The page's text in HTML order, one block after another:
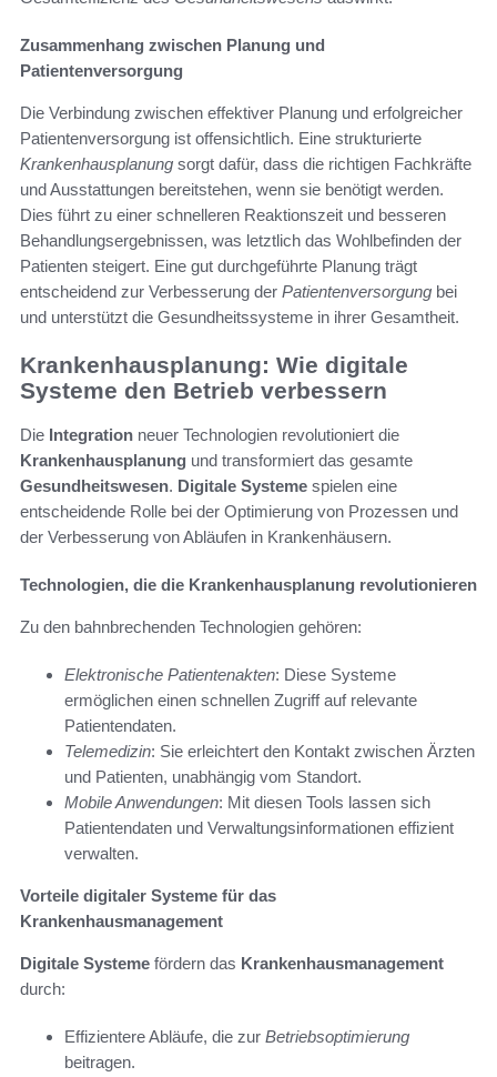
Zusammenhang zwischen Planung und
Patientenversorgung
Die Verbindung zwischen effektiver Planung und erfolgreicher
Patientenversorgung ist offensichtlich. Eine strukturierte
Krankenhausplanung sorgt dafür, dass die richtigen Fachkräfte
und Ausstattungen bereitstehen, wenn sie benötigt werden.
Dies führt zu einer schnelleren Reaktionszeit und besseren
Behandlungsergebnissen, was letztlich das Wohlbefinden der
Patienten steigert. Eine gut durchgeführte Planung trägt
entscheidend zur Verbesserung der Patientenversorgung bei
und unterstützt die Gesundheitssysteme in ihrer Gesamtheit.
Krankenhausplanung: Wie digitale
Systeme den Betrieb verbessern
Die Integration neuer Technologien revolutioniert die
Krankenhausplanung und transformiert das gesamte
Gesundheitswesen. Digitale Systeme spielen eine
entscheidende Rolle bei der Optimierung von Prozessen und
der Verbesserung von Abläufen in Krankenhäusern.
Technologien, die die Krankenhausplanung revolutionieren
Zu den bahnbrechenden Technologien gehören:
Elektronische Patientenakten: Diese Systeme
ermöglichen einen schnellen Zugriff auf relevante
Patientendaten.
Telemedizin: Sie erleichtert den Kontakt zwischen Ärzten
und Patienten, unabhängig vom Standort.
Mobile Anwendungen: Mit diesen Tools lassen sich
Patientendaten und Verwaltungsinformationen effizient
verwalten.
Vorteile digitaler Systeme für das
Krankenhausmanagement
Digitale Systeme fördern das Krankenhausmanagement
durch:
Effizientere Abläufe, die zur Betriebsoptimierung
beitragen.